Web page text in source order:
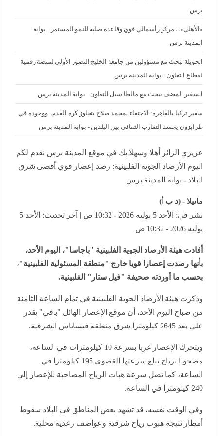
برس
«الأهلي»... مركز رأسمالي قوي وقاعدة صلبة للنمو المستمر - بوابة
المدينة برس
الحويلة تبحث مع مسؤولين من جامعة الخليج التصور الأولي لمنصة رقمية
لقطاع التعاون - بوابة المدينة برس
السفير المضف يبحث مع مالطا سبل التعاون - بوابة المدينة برس
سفير تركيا بالقاهرة: الاحتفاء بمحمد صلاح يتجاوز كرة القدم.. ووجوده في
طرابزون يجسد التقارب الثقافي بين البلدين - بوابة المدينة برس
عزيزي الزائر أهلا وسهلا بك في موقع المدينة برس نقدم لكم
اليوم الأرصاد الجوية الفلبينية: رصد إعصار قوي أقصى شرق
البلاد - بوابة المدينة برس
مانيلا - (د ب أ)
نشر في: الأحد 5 يوليه 2026 - 10:32 ص | آخر تحديث: الأحد 5
يوليه 2026 - 10:32 ص
أفادت هيئة الأرصاد الجوية الفلبينية "باجاسا"، اليوم الأحد،
بأنها رصدت إعصارا قويا خارج "منطقة المسئولية الفلبينية"،
بحسب ما أوردته صحيفة "فيل ستار" الفلبينية.
وذكرت هيئة الأرصاد الجوية الفلبينية في تمام الساعة الثامنة
من صباح اليوم الأحد، أن موقع الإعصار الهائل "بافي" يقدر
على بعد 2645 كيلومترا شرق منطقة فيساياس الشرقية.
ويتحرك الإعصار غربا بسرعة 10 كيلومترات في الساعة،
مصحوبا برياح تبلغ سرعتها القصوى 195 كيلومترا في
الساعة، كما تصل سرعة هبات الرياح المصاحبة للإعصار إلى
240 كيلومترا في الساعة.
وفي الوقت نفسه، قد تشهد بعض المناطق في البلاد سقوط
أمطار نتيجة هبوب رياح شرقية وعواصف رعدية محلية.